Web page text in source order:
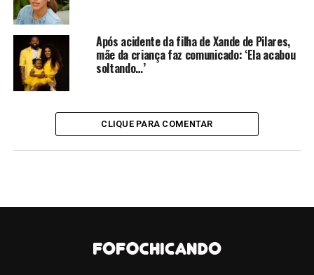
Após acidente da filha de Xande de Pilares,
mãe da criança faz comunicado: ‘Ela acabou
soltando…’
CLIQUE PARA COMENTAR